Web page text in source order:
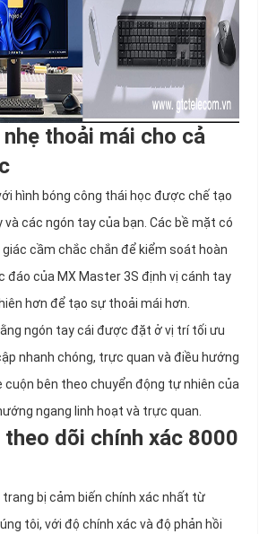
thoải mái cho cả
hình bóng công thái học được chế tạo
các ngón tay của bạn. Các bề mặt có
cầm chắc chắn để kiểm soát hoàn
đáo của MX Master 3S định vị cánh tay
hơn để tạo sự thoải mái hơn.
ngón tay cái được đặt ở vị trí tối ưu
nhanh chóng, trực quan và điều hướng
cuộn bên theo chuyển động tự nhiên của
ngang linh hoạt và trực quan.
theo dõi chính xác 8000
bị cảm biến chính xác nhất từ
tôi, với độ chính xác và độ phản hồi